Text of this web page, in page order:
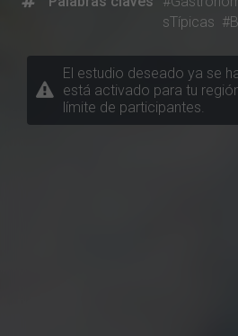
sTípicas
El estudio deseado ya se
está activado para tu
límite de participantes.